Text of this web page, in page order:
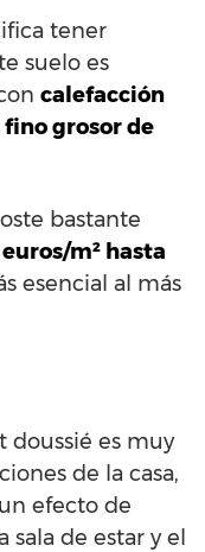
tener
suelo es
calefacción
grosor de
bastante
m² hasta
esencial al más
doussié es muy
de la casa,
efecto de
de estar y el